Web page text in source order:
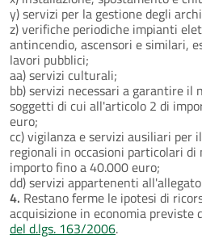
y) servizi per la gestione degli
z) verifiche periodiche impianti
antincendio, ascensori e similari,
lavori pubblici;
aa) servizi culturali;
bb) servizi necessari a garantire il
soggetti di cui all'articolo 2 di
euro;
cc) vigilanza e servizi ausiliari per
regionali in occasioni particolari di
importo fino a 40.000 euro;
dd) servizi appartenenti
4. Restano ferme le ipotesi di
acquisizione in economia previste
del d.lgs. 163/2006.